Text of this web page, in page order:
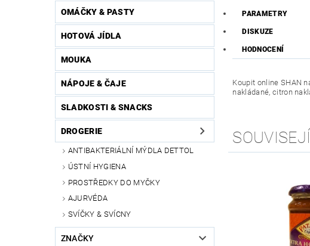
OMÁČKY & PASTY
HOTOVÁ JÍDLA
MOUKA
NÁPOJE & ČAJE
SLADKOSTI & SNACKS
DROGERIE
ANTIBAKTERIÁLNÍ MÝDLA DETTOL
ÚSTNÍ HYGIENA
PROSTŘEDKY DO MYČKY
AJURVÉDA
SVÍČKY & SVÍCNY
ZNAČKY
PARAMETRY
DISKUZE
HODNOCENÍ
Koupit online SHAN
nakládané, citron